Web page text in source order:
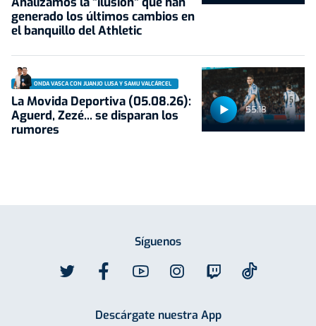
generado los últimos cambios en
el banquillo del Athletic
55:18
ONDA VASCA CON JUANJO LUSA Y SAMU VALCÁRCEL
La Movida Deportiva (05.08.26):
Aguerd, Zezé... se disparan los
rumores
Síguenos
Descárgate nuestra App